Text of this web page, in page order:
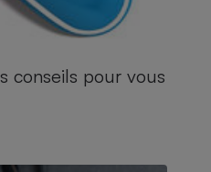
conseils pour vous